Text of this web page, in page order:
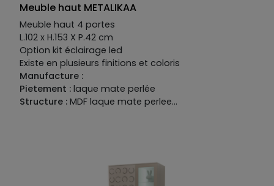
Meuble haut METALIKAA
Meuble haut 4 portes
L.102 x H.153 X P.42 cm
Option kit éclairage led
Existe en plusieurs finitions et coloris
Manufacture :
Pietement : laque mate perlée
Structure : MDF laque mate perlee